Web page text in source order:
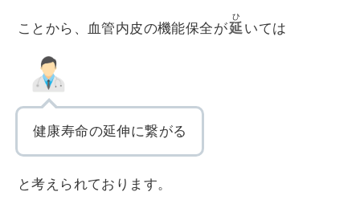
ことから、血管内皮の機能保全が延
ひ
いては
健康寿命の延伸に繋がる
と考えられております。